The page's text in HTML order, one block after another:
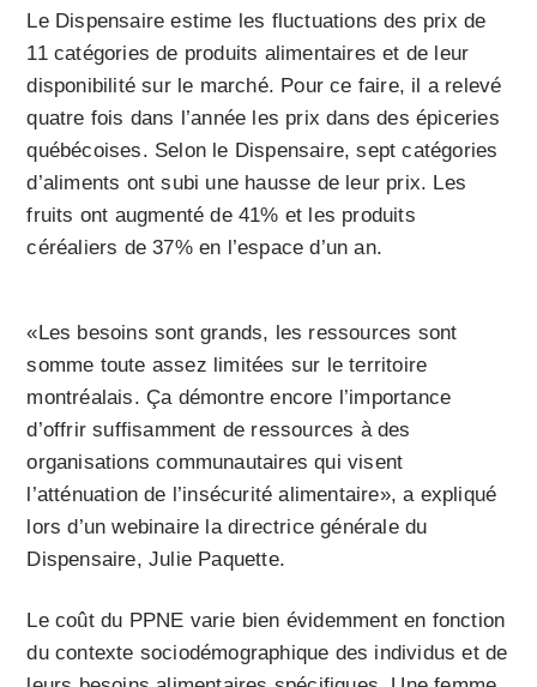
Le Dispensaire estime les fluctuations des prix de
11 catégories de produits alimentaires et de leur
disponibilité sur le marché. Pour ce faire, il a relevé
quatre fois dans l’année les prix dans des épiceries
québécoises. Selon le Dispensaire, sept catégories
d’aliments ont subi une hausse de leur prix. Les
fruits ont augmenté de 41% et les produits
céréaliers de 37% en l’espace d’un an.
«Les besoins sont grands, les ressources sont
somme toute assez limitées sur le territoire
montréalais. Ça démontre encore l’importance
d’offrir suffisamment de ressources à des
organisations communautaires qui visent
l’atténuation de l’insécurité alimentaire», a expliqué
lors d’un webinaire la directrice générale du
Dispensaire, Julie Paquette.
Le coût du PPNE varie bien évidemment en fonction
du contexte sociodémographique des individus et de